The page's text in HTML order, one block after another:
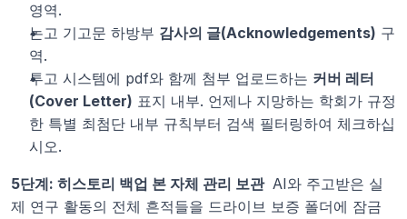
영역.
논고 기고문 하방부 감사의 글(Acknowledgements) 구
역.
투고 시스템에 pdf와 함께 첨부 업로드하는 커버 레터
(Cover Letter) 표지 내부. 언제나 지망하는 학회가 규정
한 특별 최첨단 내부 규칙부터 검색 필터링하여 체크하십
시오.
5단계: 히스토리 백업 본 자체 관리 보관 AI와 주고받은 실
제 연구 활동의 전체 흔적들을 드라이브 보증 폴더에 잠금